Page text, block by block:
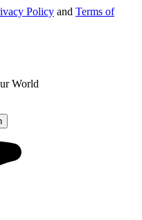
Policy and Terms of
World